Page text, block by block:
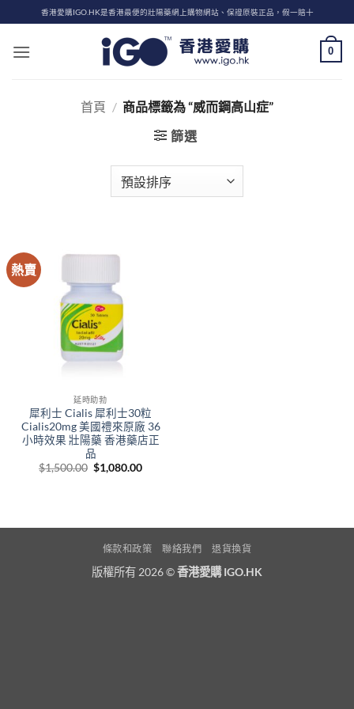
to
content
香港愛購IGO.HK是香港最便的壯陽藥網上購物網站、保證原裝正品，假一賠十
0
首頁 / 商品標籤為 “威而鋼高山症”
篩選
熱賣
延時助勃
犀利士 Cialis 犀利士30粒
Cialis20mg 美國禮來原廠 36
小時效果 壯陽藥 香港藥店正
品
$1,500.00 Original
price
$1,080.00Current
條款和政策 聯絡我們 退貨換貨
版權所有 2026 ©香港愛購 IGO.HK